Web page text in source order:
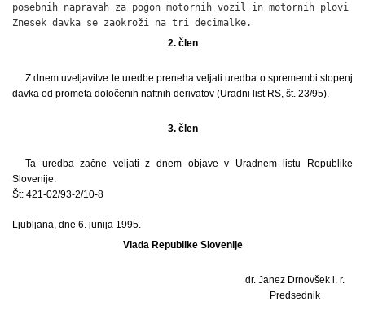
posebnih napravah za pogon motornih vozil in motornih plovi
Znesek davka se zaokroži na tri decimalke.
2. člen
Z dnem uveljavitve te uredbe preneha veljati uredba o spremembi stopenj
davka od prometa določenih naftnih derivatov (Uradni list RS, št. 23/95).
3. člen
Ta uredba začne veljati z dnem objave v Uradnem listu Republike
Slovenije.
Št: 421-02/93-2/10-8
Ljubljana, dne 6. junija 1995.
Vlada Republike Slovenije
dr. Janez Drnovšek l. r.
Predsednik